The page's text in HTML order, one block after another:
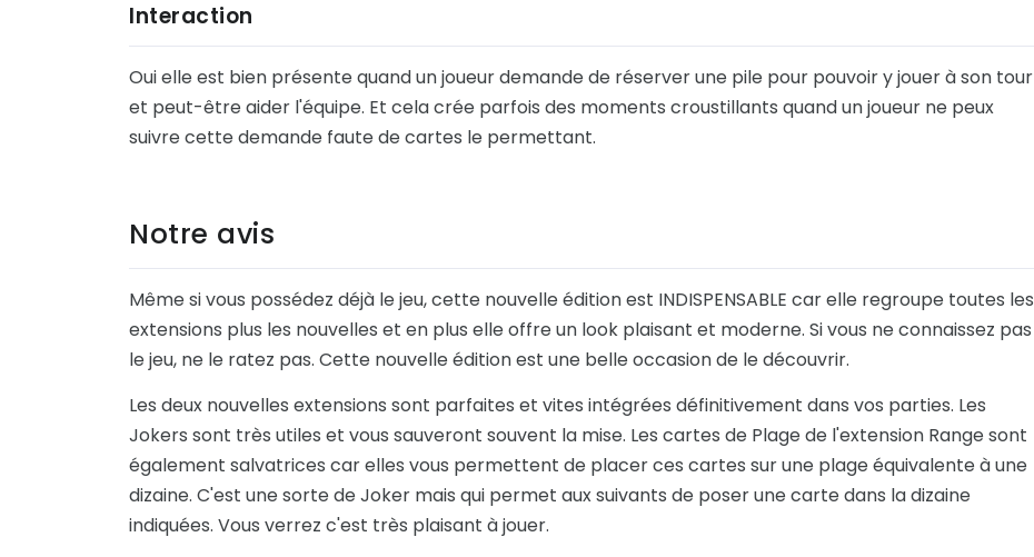
Interaction
Oui elle est bien présente quand un joueur demande de réserver une pile pour pouvoir y jouer à son tour
et peut-être aider l'équipe. Et cela crée parfois des moments croustillants quand un joueur ne peux
suivre cette demande faute de cartes le permettant.
Notre avis
Même si vous possédez déjà le jeu, cette nouvelle édition est INDISPENSABLE car elle regroupe toutes les
extensions plus les nouvelles et en plus elle offre un look plaisant et moderne. Si vous ne connaissez pas
le jeu, ne le ratez pas. Cette nouvelle édition est une belle occasion de le découvrir.
Les deux nouvelles extensions sont parfaites et vites intégrées définitivement dans vos parties. Les
Jokers sont très utiles et vous sauveront souvent la mise. Les cartes de Plage de l'extension Range sont
également salvatrices car elles vous permettent de placer ces cartes sur une plage équivalente à une
dizaine. C'est une sorte de Joker mais qui permet aux suivants de poser une carte dans la dizaine
indiquées. Vous verrez c'est très plaisant à jouer.